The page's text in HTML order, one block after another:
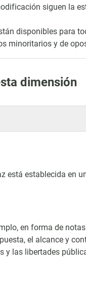
siguen la
disponibles para
minoritarios y de
dimensión
está establecida en
en forma de
el alcance y
y las libertades